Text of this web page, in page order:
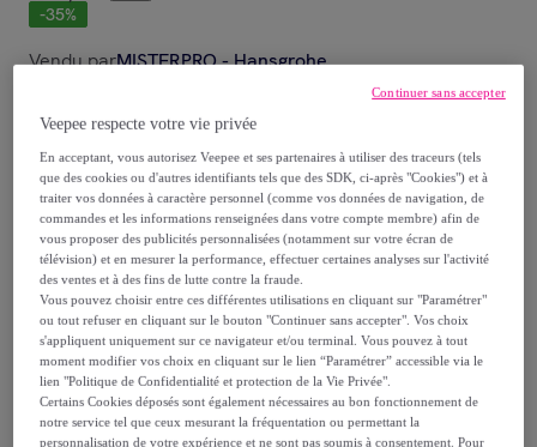
-35%
Vendu parMISTERPRO - Hansgrohe
Livraison
Livraison à partir de5,90 €
Livraison estimée: entre le12/08
Comment ça marche ?
Veepee respecte votre vie privée
En acceptant, vous autorisez Veepee et ses partenaires à utiliser des traceurs (tels
que des cookies ou d'autres identifiants tels que des SDK, ci-après "Cookies") et à
traiter vos données à caractère personnel (comme vos données de navigation, de
commandes et les informations renseignées dans votre compte membre) afin de
vous proposer des publicités personnalisées (notamment sur votre écran de
télévision) et en mesurer la performance, effectuer certaines analyses sur l'activité
des ventes et à des fins de lutte contre la fraude.
Vous pouvez choisir entre ces différentes utilisations en cliquant sur "Paramétrer"
ou tout refuser en cliquant sur le bouton "Continuer sans accepter". Vos choix
s'appliquent uniquement sur ce navigateur et/ou terminal. Vous pouvez à tout
moment modifier vos choix en cliquant sur le lien “Paramétrer” accessible via le
lien "Politique de Confidentialité et protection de la Vie Privée".
Certains Cookies déposés sont également nécessaires au bon fonctionnement de
notre service tel que ceux mesurant la fréquentation ou permettant la
personnalisation de votre expérience et ne sont pas soumis à consentement. Pour
Continuer sans accepter